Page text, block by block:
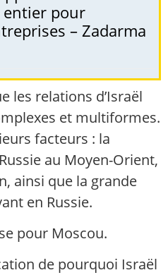
entier pour
– Zadarma
les relations d’Israël
et multiformes.
facteurs : la
au Moyen-Orient,
ainsi que la grande
en Russie.
pour Moscou.
de pourquoi Israël